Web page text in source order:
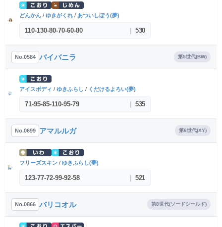
どんかん / ゆきがくれ / あついしぼう(夢)
110-130-80-70-60-80 | 530
No.0584 バイバニラ 第5世代(BW)
アイスボディ / ゆきふらし / くだけるよろい(夢)
71-95-85-110-95-79 | 535
No.0699 アマルルガ 第6世代(XY)
フリーズスキン / ゆきふらし(夢)
123-77-72-99-92-58 | 521
No.0866 バリコオル 第8世代(ソードシールド)